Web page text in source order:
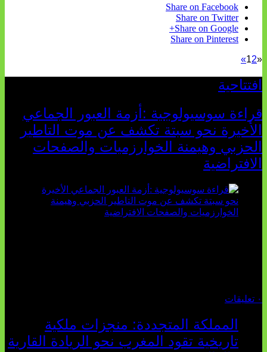
Share on Facebook
Share on Twitter
Share on Google+
Share on Pinterest
«
12
»
افتتاحية
قراءة سوسيولوجية :أزمة العبور الجماعي
الأخيرة نحو سبتة تكشف عن موت التاطير
الحزبي وهيمنة الخوارزميات والصفحات
الافتراضية
٠ تعليقات
المملكة المتجددة: منجزات ملكية
تاريخية تقود المغرب نحو الريادة القارية